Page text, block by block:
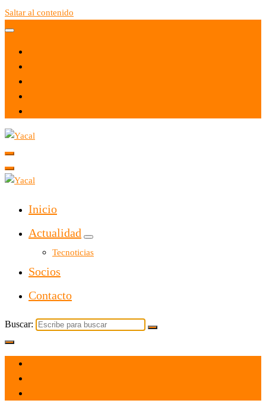
Saltar al contenido
Yacal micro hosting
Inicio
Actualidad
Tecnoticias
Socios
Contacto
Buscar: